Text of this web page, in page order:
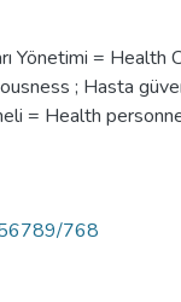
Yönetimi = Health
; Hasta
= Health
768